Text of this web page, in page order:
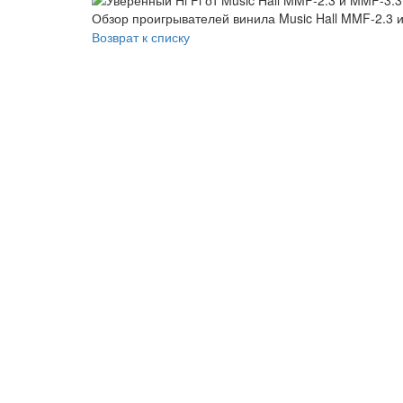
Обзор проигрывателей винила Music Hall MMF-
Возврат к списку